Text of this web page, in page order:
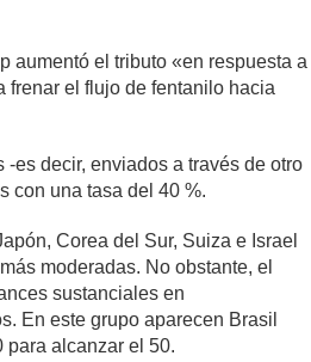
aumentó el tributo «en respuesta a
frenar el flujo de fentanilo hacia
es decir, enviados a través de otro
con una tasa del 40 %.
Corea del Sur, Suiza e Israel
moderadas. No obstante, el
sustanciales en
En este grupo aparecen Brasil
para alcanzar el 50.